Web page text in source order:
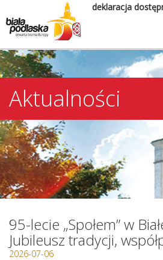
deklaracja
Aktualności
95-lecie „Społem” w
Jubileusz tradycji,
2026-07-06